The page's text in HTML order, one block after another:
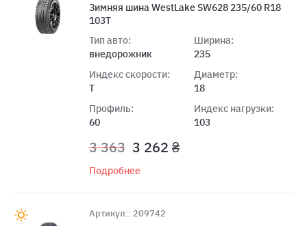
Зимняя шина WestLake SW628 235/60 R18
103T
Тип авто:
внедорожник
Индекс скорости:
T
Профиль:
60
Ширина:
235
Диаметр:
18
Индекс нагрузки:
103
3 363 3 262 ₴
Подробнее
Артикул:: 209742